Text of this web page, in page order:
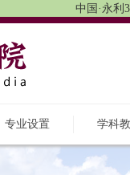
中国·永利
专业设置 学科